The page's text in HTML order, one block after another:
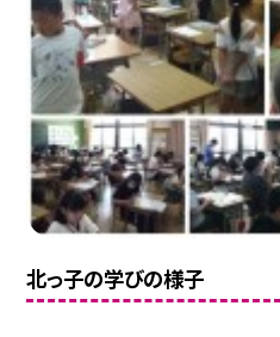
北っ子の学びの様子